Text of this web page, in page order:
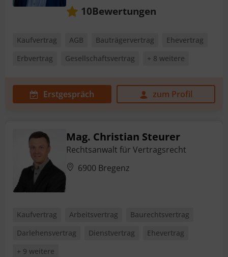
10Bewertungen
Kaufvertrag AGB Bauträgervertrag
Ehevertrag
Erbvertrag
Gesellschaftsvertrag + 8 weitere
Erstgespräch zum Profil
Mag. Christian Steurer
Rechtsanwalt für Vertragsrecht
6900 Bregenz
Kaufvertrag Arbeitsvertrag
Baurechtsvertrag
Darlehensvertrag
Dienstvertrag
Ehevertrag
+ 9 weitere